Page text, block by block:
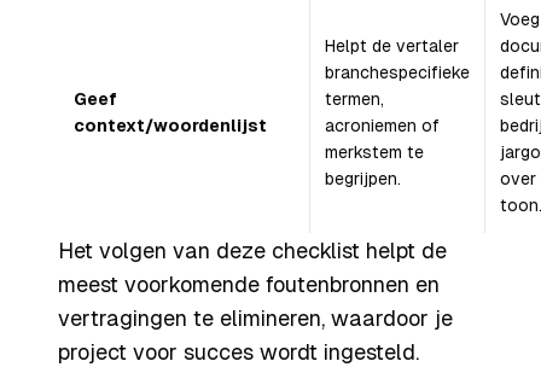
Geef
context/woordenlijst
Helpt de vertaler
branchespecifieke
termen,
acroniemen of
merkstem te
begrijpen.
over
toon.
Het volgen van deze checklist helpt de
meest voorkomende foutenbronnen en
vertragingen te elimineren, waardoor je
project voor succes wordt ingesteld.